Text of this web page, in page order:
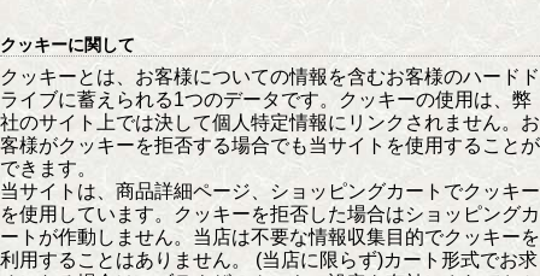
クッキーに関して
クッキーとは、お客様についての情報を含むお客様のハードド
ライブに蓄えられる1つのデータです。クッキーの使用は、弊
社のサイト上では決して個人特定情報にリンクされません。お
客様がクッキーを拒否する場合でも当サイトを使用することが
できます。
当サイトは、商品詳細ページ、ショッピングカートでクッキー
を使用しています。クッキーを拒否した場合はショッピングカ
ートが作動しません。当店は不要な情報収集目的でクッキーを
利用することはありません。 (当店に限らず)カート形式でお求